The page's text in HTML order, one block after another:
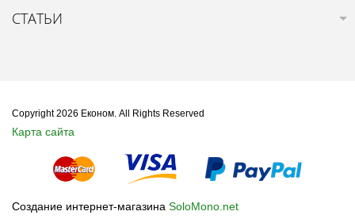
СТАТЬИ
Copyright 2026 Економ. All Rights Reserved
Карта сайта
Создание интернет-магазина SoloMono.net